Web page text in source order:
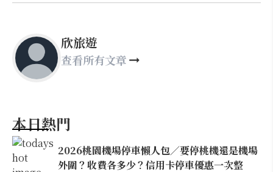
欣旅遊
查看所有文章
本日熱門
2026桃園機場停車懶人包／要停桃機還是機場
外圍？收費各多少？信用卡停車優惠一次整